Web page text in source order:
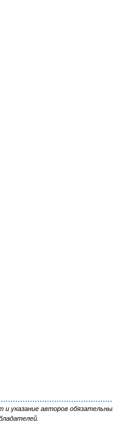
указание авторов обязательны.